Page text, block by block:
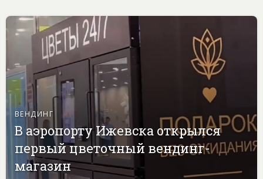
ВЕНДИНГ
В аэропорту Ижевска открылся
первый цветочный вендинг-
магазин